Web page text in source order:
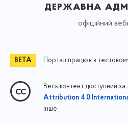
державна
офіційний
Портал працює в
Весь контент доступний за
Attribution 4.0
інше